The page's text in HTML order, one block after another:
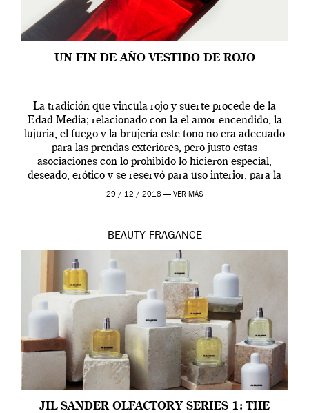
UN FIN DE AÑO VESTIDO DE ROJO
La tradición que vincula rojo y suerte procede de la
Edad Media; relacionado con la el amor encendido, la
lujuria, el fuego y la brujería este tono no era adecuado
para las prendas exteriores, pero justo estas
asociaciones con lo prohibido lo hicieron especial,
deseado, erótico y se reservó para uso interior, para la
ropa […]
29 / 12 / 2018 — VER MÁS
BEAUTY FRAGANCE
JIL SANDER OLFACTORY SERIES 1: THE